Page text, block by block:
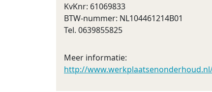
KvKnr: 61069833
BTW-nummer: NL104461214B01
Tel. 0639855825
Meer informatie:
http://